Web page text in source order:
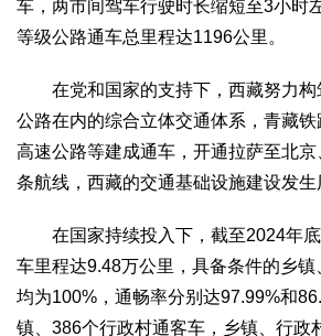
车，两市间驾车行驶时长缩短至3小时
等级公路通车总里程达1196公里。
在党和国家的支持下，西藏努力构
公路在内的综合立体交通体系，青藏
高速公路等建成通车，开通拉萨至北
条航线，西藏的交通基础设施建设发生
在国家持续投入下，截至2024年底
车里程达9.48万公里，具备条件的乡
均为100%，通畅率分别达97.99%和
镇、386个行政村通客车，乡镇、行政